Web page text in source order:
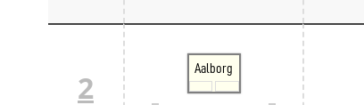
2
Aalborg